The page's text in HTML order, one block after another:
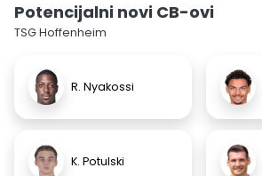
Potencijalni novi CB-ovi
TSG Hoffenheim
R. Nyakossi
K. Potulski